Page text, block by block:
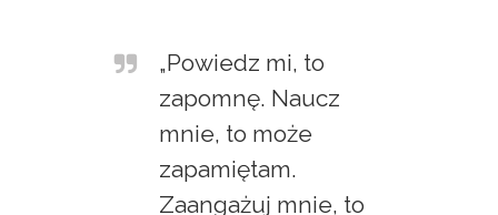
„Powiedz mi, to
zapomnę. Naucz
mnie, to może
zapamiętam.
Zaangażuj mnie, to